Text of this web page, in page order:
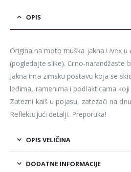
OPIS
Originalna moto muška jakna Uvex u
(pogledajte slike). Crno-narandžaste
Jakna ima zimsku postavu koja se
leđima, ramenima i podlakticama
Zatezni kaiš u pojasu, zatezači na
Reflektujući detalji. Preporuka!
OPIS VELIČINA
DODATNE INFORMACIJE